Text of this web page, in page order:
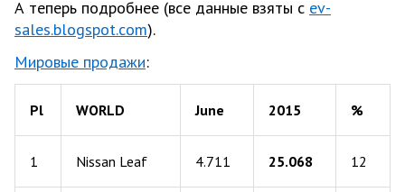
А теперь подробнее (все данные взяты с ev-
sales.blogspot.com).
Мировые продажи:
Pl WORLD June 2015 %
1 Nissan Leaf 4.711 25.068 12